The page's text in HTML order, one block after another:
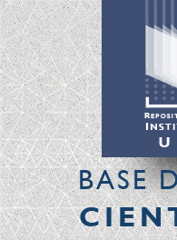
BASE